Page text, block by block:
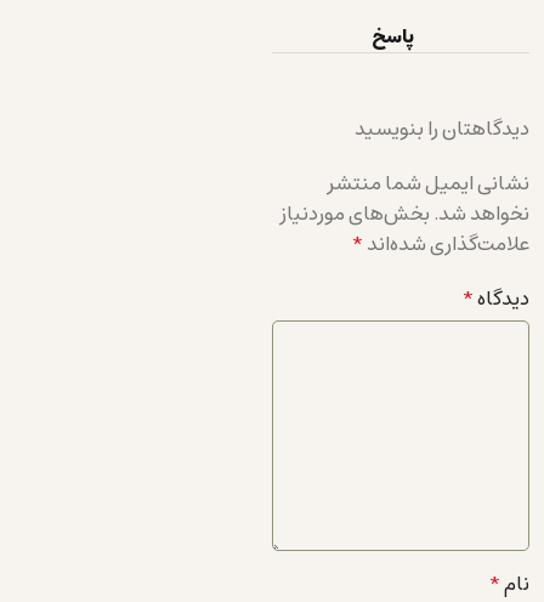
پاسخ
دیدگاهتان را بنویسید
نشانی ایمیل شما منتشر
نخواهد شد. بخش‌های موردنیاز
علامت‌گذاری شده‌اند*
دیدگاه*
نام*